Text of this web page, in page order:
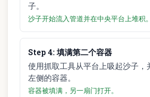
子。
沙子开始流入管道并在中央平台上堆积。
Step4:填满第二个容器
使用抓取工具从平台上吸起沙子，
左侧的容器。
容器被填满，另一扇门打开。